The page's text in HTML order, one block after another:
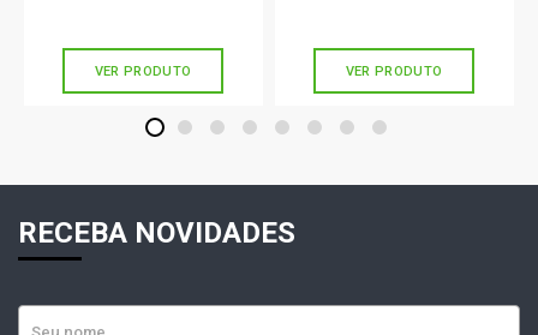
VER PRODUTO VER PRODUTO
1 2 3 4 5 6 7 8
RECEBA NOVIDADES